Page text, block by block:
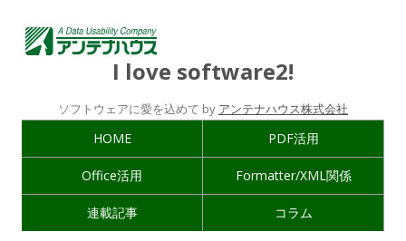
I love software2!
ソフトウェアに愛を込めて by アンテナハウス株式会社
HOME PDF活用
Office活用 Formatter/XML関係
連載記事 コラム